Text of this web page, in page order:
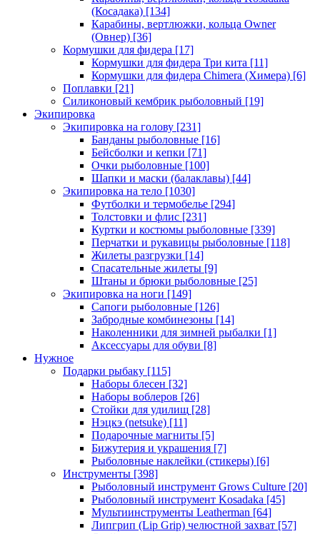
(Косадака) [134]
Карабины, вертлюжки, кольца Owner
(Овнер) [36]
Кормушки для фидера [17]
Кормушки для фидера Три кита [11]
Кормушки для фидера Chimera (Химера) [6]
Поплавки [21]
Силиконовый кембрик рыболовный [19]
Экипировка
Экипировка на голову [231]
Банданы рыболовные [16]
Бейсболки и кепки [71]
Очки рыболовные [100]
Шапки и маски (балаклавы) [44]
Экипировка на тело [1030]
Футболки и термобелье [294]
Толстовки и флис [231]
Куртки и костюмы рыболовные [339]
Перчатки и рукавицы рыболовные [118]
Жилеты разгрузки [14]
Спасательные жилеты [9]
Штаны и брюки рыболовные [25]
Экипировка на ноги [149]
Сапоги рыболовные [126]
Забродные комбинезоны [14]
Наколенники для зимней рыбалки [1]
Аксессуары для обуви [8]
Нужное
Подарки рыбаку [115]
Наборы блесен [32]
Наборы воблеров [26]
Стойки для удилищ [28]
Нэцкэ (netsuke) [11]
Подарочные магниты [5]
Бижутерия и украшения [7]
Рыболовные наклейки (стикеры) [6]
Инструменты [398]
Рыболовный инструмент Grows Culture [20]
Рыболовный инструмент Kosadaka [45]
Мультиинструменты Leatherman [64]
Липгрип (Lip Grip) челюстной захват [57]